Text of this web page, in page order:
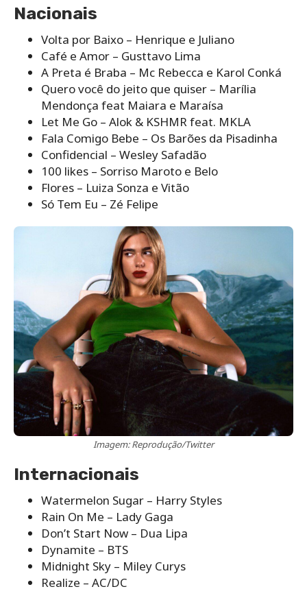
Nacionais
Volta por Baixo – Henrique e Juliano
Café e Amor – Gusttavo Lima
A Preta é Braba – Mc Rebecca e Karol Conká
Quero você do jeito que quiser – Marília
Mendonça feat Maiara e Maraísa
Let Me Go – Alok & KSHMR feat. MKLA
Fala Comigo Bebe – Os Barões da Pisadinha
Confidencial – Wesley Safadão
100 likes – Sorriso Maroto e Belo
Flores – Luiza Sonza e Vitão
Só Tem Eu – Zé Felipe
Imagem: Reprodução/Twitter
Internacionais
Watermelon Sugar – Harry Styles
Rain On Me – Lady Gaga
Don’t Start Now – Dua Lipa
Dynamite – BTS
Midnight Sky – Miley Curys
Realize – AC/DC